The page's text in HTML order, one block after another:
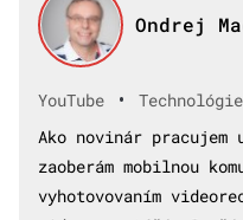
Ondrej
YouTube •
Technológie
Ako novinár pracujem
zaoberám mobilnou
vyhotovovaním